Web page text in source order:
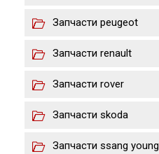
Запчасти peugeot
Запчасти renault
Запчасти rover
Запчасти skoda
Запчасти ssang young